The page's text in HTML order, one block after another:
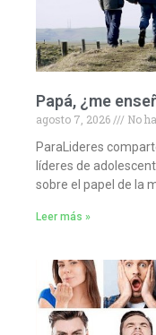
Papá, ¿me
agosto 7, 2026
No
ParaLideres
líderes de
sobre el papel de la
Leer más »